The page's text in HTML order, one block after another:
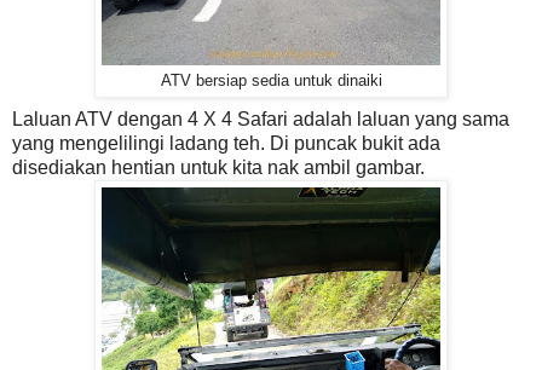
ATV bersiap sedia untuk dinaiki
Laluan ATV dengan 4 X 4 Safari adalah laluan yang sama
yang mengelilingi ladang teh. Di puncak bukit ada
disediakan hentian untuk kita nak ambil gambar.